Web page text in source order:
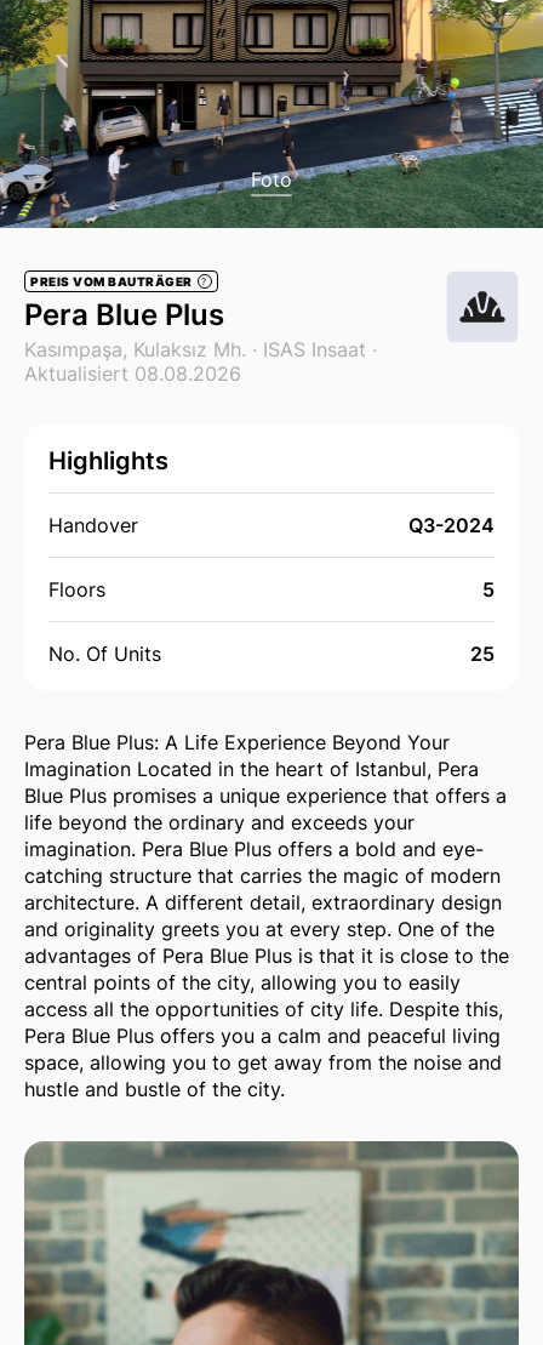
Foto
PREIS VOM BAUTRÄGER ?
Pera Blue Plus
Kasımpaşa, Kulaksız Mh. · ISAS Insaat ·
Aktualisiert 08.08.2026
Highlights
Handover Q3-2024
Floors 5
No. Of Units 25
Pera Blue Plus: A Life Experience Beyond Your
Imagination Located in the heart of Istanbul, Pera
Blue Plus promises a unique experience that offers a
life beyond the ordinary and exceeds your
imagination. Pera Blue Plus offers a bold and eye-
catching structure that carries the magic of modern
architecture. A different detail, extraordinary design
and originality greets you at every step. One of the
advantages of Pera Blue Plus is that it is close to the
central points of the city, allowing you to easily
access all the opportunities of city life. Despite this,
Pera Blue Plus offers you a calm and peaceful living
space, allowing you to get away from the noise and
hustle and bustle of the city.